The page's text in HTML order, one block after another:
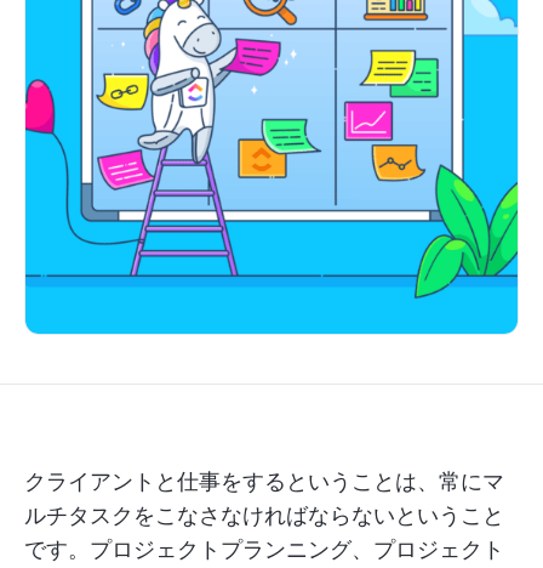
クライアントと仕事をするということは、常にマ
ルチタスクをこなさなければならないということ
です。プロジェクトプランニング、プロジェクト